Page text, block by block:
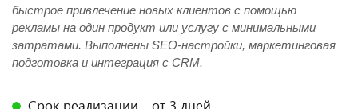
быстрое привлечение новых клиентов с помощью
рекламы на один продукт или услугу с минимальными
затратами. Выполнены SEO-настройки, маркетинговая
подготовка и интеграция с CRM.
Срок реализации - от 3 дней